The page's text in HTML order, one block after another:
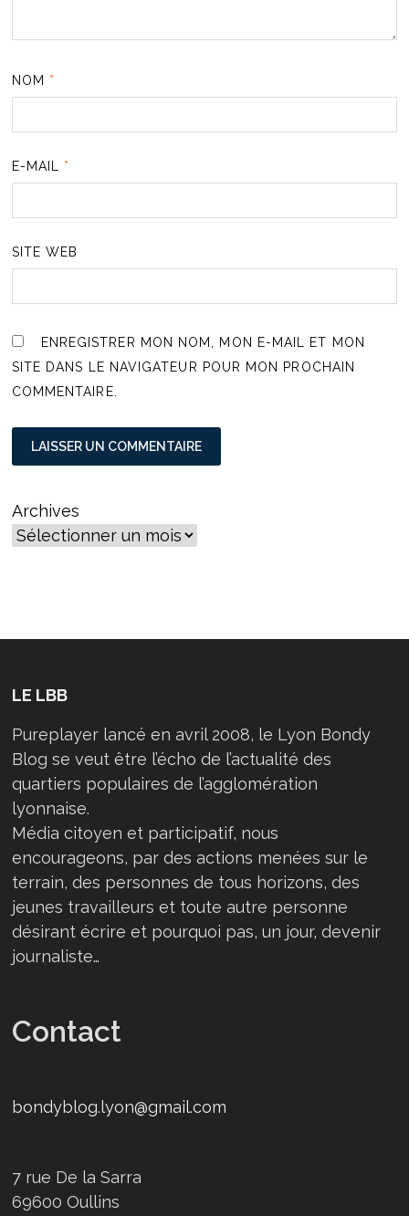
NOM *
E-MAIL *
SITE WEB
ENREGISTRER MON NOM, MON E-MAIL ET MON
SITE DANS LE NAVIGATEUR POUR MON PROCHAIN
COMMENTAIRE.
Archives
LE LBB
Pureplayer lancé en avril 2008, le Lyon Bondy
Blog se veut être l’écho de l’actualité des
quartiers populaires de l’agglomération
lyonnaise.
Média citoyen et participatif, nous
encourageons, par des actions menées sur le
terrain, des personnes de tous horizons, des
jeunes travailleurs et toute autre personne
désirant écrire et pourquoi pas, un jour, devenir
journaliste…
Contact
bondyblog.lyon@gmail.com
7 rue De la Sarra
69600 Oullins